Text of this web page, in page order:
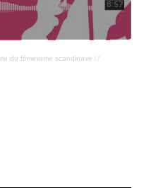
du féminisme scandinave